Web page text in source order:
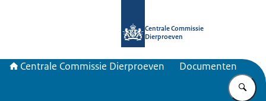
Centrale Commissie
Dierproeven
Centrale Commissie Dierproeven Documenten